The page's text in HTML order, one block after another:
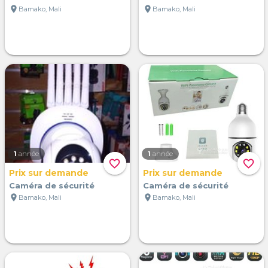
location_on Bamako, Mali
location_on Bamako, Mali
favorite_border
1 année
Prix sur demande
Caméra de sécurité
location_on Bamako, Mali
favorite_border
1 année
Prix sur demande
Caméra de sécurité
location_on Bamako, Mali